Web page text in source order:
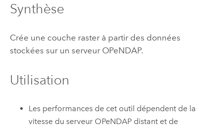
Synthèse
Crée une couche raster à partir des données
stockées sur un serveur OPeNDAP.
Utilisation
Les performances de cet outil dépendent de la
vitesse du serveur OPeNDAP distant et de